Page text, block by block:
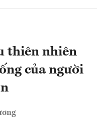
thiên nhiên
của người